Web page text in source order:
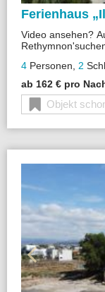
Ferienhaus „
Video ansehen?
Moderne
mit Pool, WLAN &
Rethymno – ideal
Jetzt buchen!
4 Personen, 2
ab 162 € pro
Objekt